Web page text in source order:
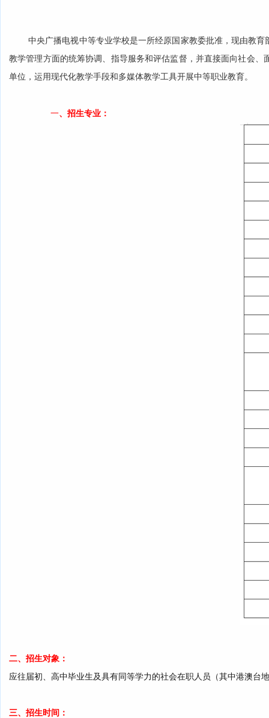
中央广播电视中等专业学校是一所经原国家教委批准，现由教
教学管理方面的统筹协调、指导服务和评估监督，并直接面向社会
单位，运用现代化教学手段和多媒体教学工具开展中等职业教育。
一、招生专业：
二、招生对象：
应往届初、高中毕业生及具有同等学力的社会在职人员（其中港澳台
三、招生时间：